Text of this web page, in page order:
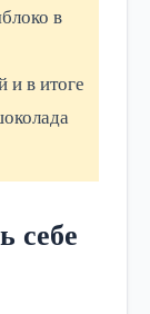
в
и в итоге
себе